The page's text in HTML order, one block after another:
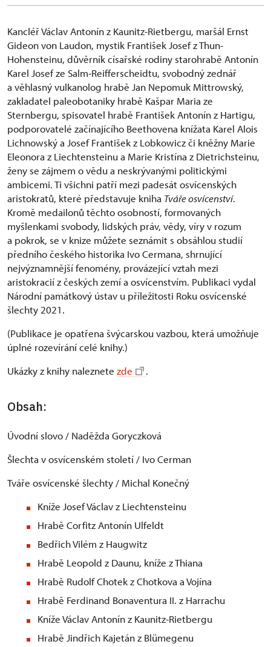
Kancléř Václav Antonín z Kaunitz-Rietbergu, maršál Ernst
Gideon von Laudon, mystik František Josef z Thun-
Hohensteinu, důvěrník císařské rodiny starohrabě Antonín
Karel Josef ze Salm-Reifferscheidtu, svobodný zednář
a věhlasný vulkanolog hrabě Jan Nepomuk Mittrowský,
zakladatel paleobotaniky hrabě Kašpar Maria ze
Sternbergu, spisovatel hrabě František Antonín z Hartigu,
podporovatelé začínajícího Beethovena knížata Karel Alois
Lichnowský a Josef František z Lobkowicz či kněžny Marie
Eleonora z Liechtensteinu a Marie Kristína z Dietrichsteinu,
ženy se zájmem o vědu a neskrývanými politickými
ambicemi. Ti všichni patří mezi padesát osvícenských
aristokratů, které představuje kniha Tváře osvícenství.
Kromě medailonů těchto osobností, formovaných
myšlenkami svobody, lidských práv, vědy, víry v rozum
a pokrok, se v knize můžete seznámit s obsáhlou studií
předního českého historika Ivo Cermana, shrnující
nejvýznamnější fenomény, provázející vztah mezi
aristokracií z českých zemí a osvícenstvím. Publikaci vydal
Národní památkový ústav u příležitosti Roku osvícenské
šlechty 2021.
(Publikace je opatřena švýcarskou vazbou, která umožňuje
úplné rozevírání celé knihy.)
Ukázky z knihy naleznete zde .
Obsah:
Úvodní slovo / Naděžda Goryczková
Šlechta v osvícenském století / Ivo Cerman
Tváře osvícenské šlechty / Michal Konečný
Kníže Josef Václav z Liechtensteinu
Hrabě Corfitz Antonín Ulfeldt
Bedřich Vilém z Haugwitz
Hrabě Leopold z Daunu, kníže z Thiana
Hrabě Rudolf Chotek z Chotkova a Vojína
Hrabě Ferdinand Bonaventura II. z Harrachu
Kníže Václav Antonín z Kaunitz-Rietbergu
Hrabě Jindřich Kajetán z Blümegenu